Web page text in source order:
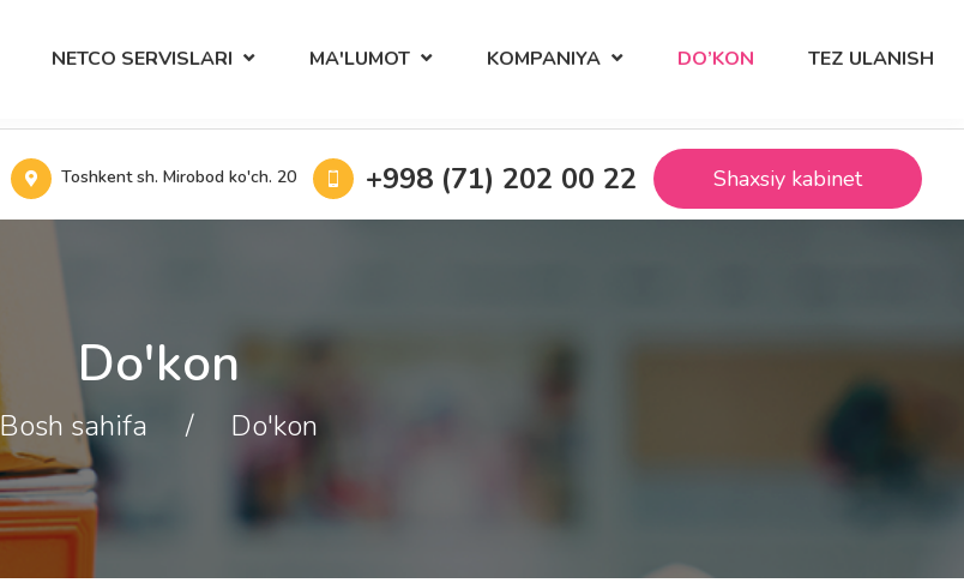
NETCO SERVISLARI MA'LUMOT KOMPANIYA DO’KON TEZ ULANISH
Toshkent sh. Mirobod ko'ch. 20 +998 (71) 202 00 22 Shaxsiy kabinet
Do'kon
Bosh sahifa Do'kon